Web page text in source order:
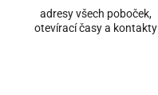
adresy všech poboček,
otevírací časy a kontakty